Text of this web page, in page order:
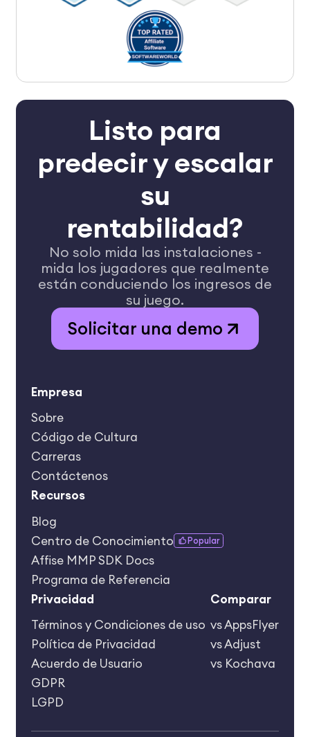
Listo para
predecir y escalar
su
rentabilidad?
No solo mida las instalaciones -
mida los jugadores que realmente
están conduciendo los ingresos de
su juego.
Solicitar una demo
Empresa
Sobre
Código de Cultura
Carreras
Contáctenos
Recursos
Blog
Centro de Conocimiento
Popular
Affise MMP SDK Docs
Programa de Referencia
Privacidad
Términos y Condiciones de uso
Política de Privacidad
Acuerdo de Usuario
GDPR
LGPD
Сomparar
vs AppsFlyer
vs Adjust
vs Kochava